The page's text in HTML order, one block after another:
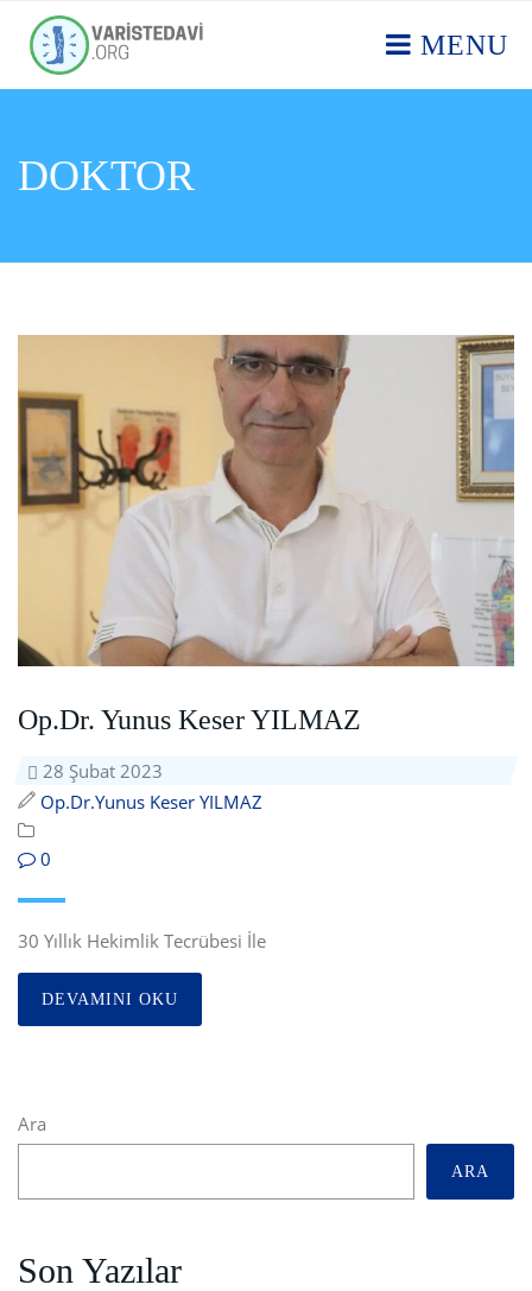
MENU
DOKTOR
Op.Dr. Yunus Keser YILMAZ
28 Şubat 2023
Op.Dr.Yunus Keser YILMAZ
0
30 Yıllık Hekimlik Tecrübesi İle
DEVAMINI OKU
Ara
ARA
Son Yazılar